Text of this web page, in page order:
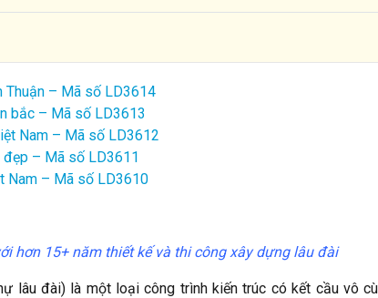
Thuận – Mã số LD3614
bắc – Mã số LD3613
Nam – Mã số LD3612
– Mã số LD3611
Nam – Mã số LD3610
hơn 15+ năm thiết kế và thi công xây dựng lâu đài
lâu đài) là một loại công trình kiến trúc có kết cầu vô